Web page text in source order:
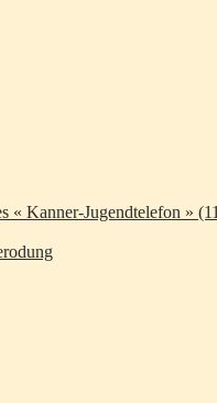
« Kanner-Jugendtelefon »